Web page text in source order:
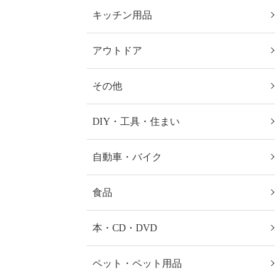
キッチン用品
アウトドア
その他
DIY・工具・住まい
自動車・バイク
食品
本・CD・DVD
ペット・ペット用品